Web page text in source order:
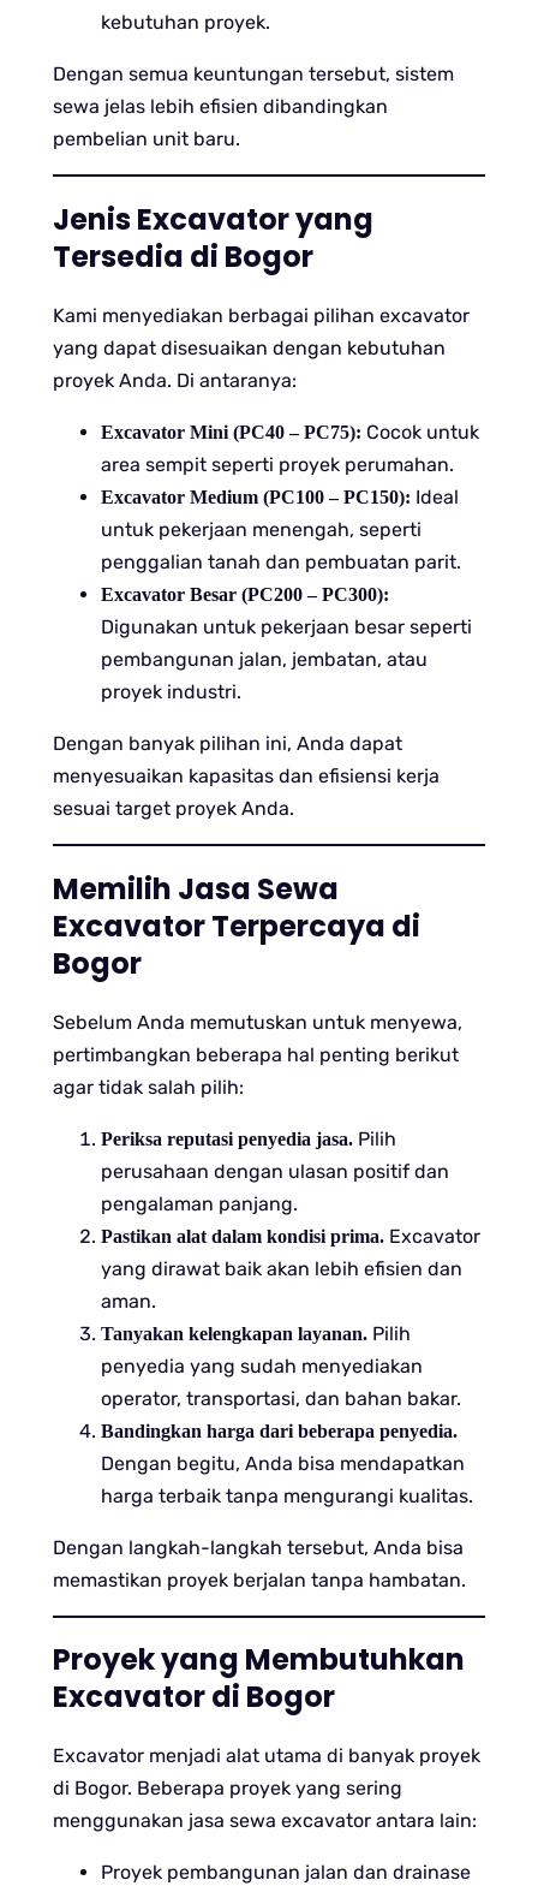
kebutuhan proyek.
Dengan semua keuntungan tersebut, sistem
sewa jelas lebih efisien dibandingkan
pembelian unit baru.
Jenis Excavator yang
Tersedia di Bogor
Kami menyediakan berbagai pilihan excavator
yang dapat disesuaikan dengan kebutuhan
proyek Anda. Di antaranya:
Excavator Mini (PC40 – PC75): Cocok untuk
area sempit seperti proyek perumahan.
Excavator Medium (PC100 – PC150): Ideal
untuk pekerjaan menengah, seperti
penggalian tanah dan pembuatan parit.
Excavator Besar (PC200 – PC300):
Digunakan untuk pekerjaan besar seperti
pembangunan jalan, jembatan, atau
proyek industri.
Dengan banyak pilihan ini, Anda dapat
menyesuaikan kapasitas dan efisiensi kerja
sesuai target proyek Anda.
Memilih Jasa Sewa
Excavator Terpercaya di
Bogor
Sebelum Anda memutuskan untuk menyewa,
pertimbangkan beberapa hal penting berikut
agar tidak salah pilih:
Periksa reputasi penyedia jasa. Pilih
perusahaan dengan ulasan positif dan
pengalaman panjang.
Pastikan alat dalam kondisi prima. Excavator
yang dirawat baik akan lebih efisien dan
aman.
Tanyakan kelengkapan layanan. Pilih
penyedia yang sudah menyediakan
operator, transportasi, dan bahan bakar.
Bandingkan harga dari beberapa penyedia.
Dengan begitu, Anda bisa mendapatkan
harga terbaik tanpa mengurangi kualitas.
Dengan langkah-langkah tersebut, Anda bisa
memastikan proyek berjalan tanpa hambatan.
Proyek yang Membutuhkan
Excavator di Bogor
Excavator menjadi alat utama di banyak proyek
di Bogor. Beberapa proyek yang sering
menggunakan jasa sewa excavator antara lain:
Proyek pembangunan jalan dan drainase